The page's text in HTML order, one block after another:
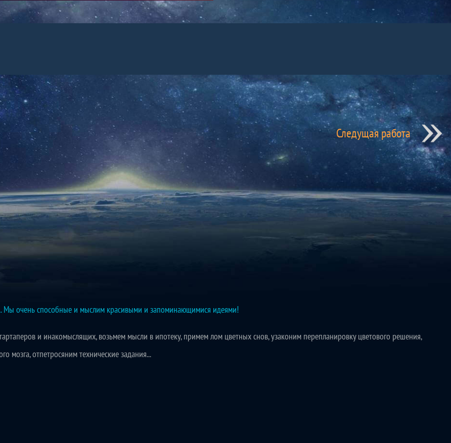
Следущая работа
Мы очень способные и мыслим красивыми и запоминающимися идеями!
и инакомыслящих, возьмем мысли в ипотеку, примем лом цветных снов, узаконим перепланировку цветового решения,
мозга, отпетросяним технические задания...